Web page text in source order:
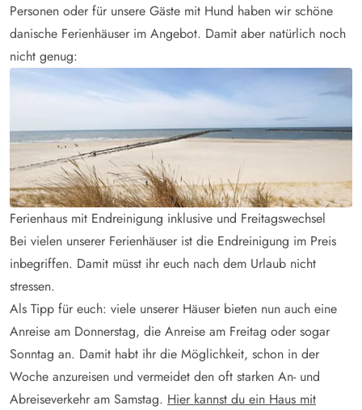
Personen oder für unsere Gäste mit Hund haben wir schöne
danische Ferienhäuser im Angebot. Damit aber natürlich noch
nicht genug:
Ferienhaus mit Endreinigung inklusive und Freitagswechsel
Bei vielen unserer Ferienhäuser ist die Endreinigung im Preis
inbegriffen. Damit müsst ihr euch nach dem Urlaub nicht
stressen.
Als Tipp für euch: viele unserer Häuser bieten nun auch eine
Anreise am Donnerstag, die Anreise am Freitag oder sogar
Sonntag an. Damit habt ihr die Möglichkeit, schon in der
Woche anzureisen und vermeidet den oft starken An- und
Abreiseverkehr am Samstag. Hier kannst du ein Haus mit